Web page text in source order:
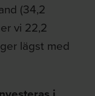
(34,2
vi 22,2
lägst med